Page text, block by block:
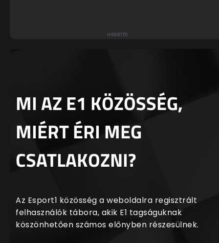
MI AZ E1 KÖZÖSSÉG,
MIÉRT ÉRI MEG
CSATLAKOZNI?
Az Esport1 közösség a weboldalra regisztrált
felhasználók tábora, akik E1 tagságuknak
köszönhetően számos előnyben részesülnek.